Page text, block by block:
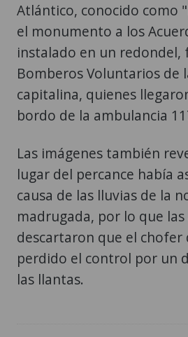
Atlántico, conocido como
el monumento a los
instalado en un
Bomberos Voluntarios de
capitalina, quienes
bordo de la ambulancia
Las imágenes también
lugar del percance había
causa de las lluvias de la
madrugada, por lo que
descartaron que el chofer
perdido el control por un
las llantas.